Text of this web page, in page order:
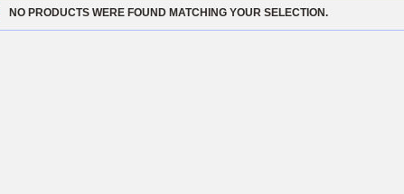
NO PRODUCTS WERE FOUND MATCHING YOUR SELECTION.